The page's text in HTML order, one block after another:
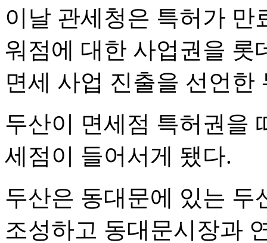
이날 관세청은 특허가
워점에 대한 사업권을 롯
면세 사업 진출을 선언한
두산이 면세점 특허권을
세점이 들어서게 됐다.
두산은 동대문에 있는 두
조성하고 동대문시장과